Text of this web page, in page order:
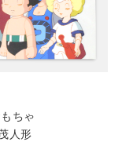
ちゃ
人形